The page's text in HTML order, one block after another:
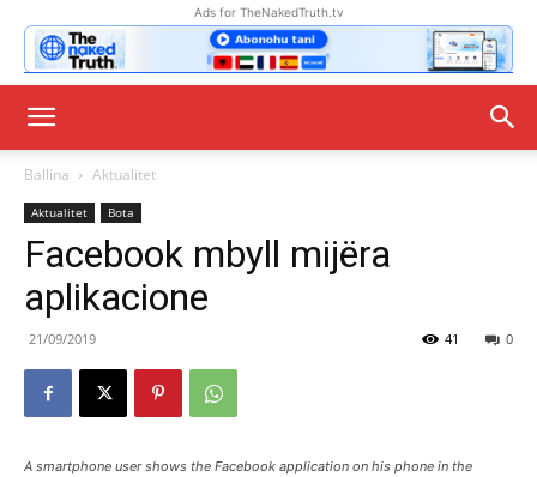
Ads for TheNakedTruth.tv
Ballina Aktualitet
Aktualitet Bota
Facebook mbyll mijëra
aplikacione
21/09/2019 0
41
A smartphone user shows the Facebook application on his phone in the